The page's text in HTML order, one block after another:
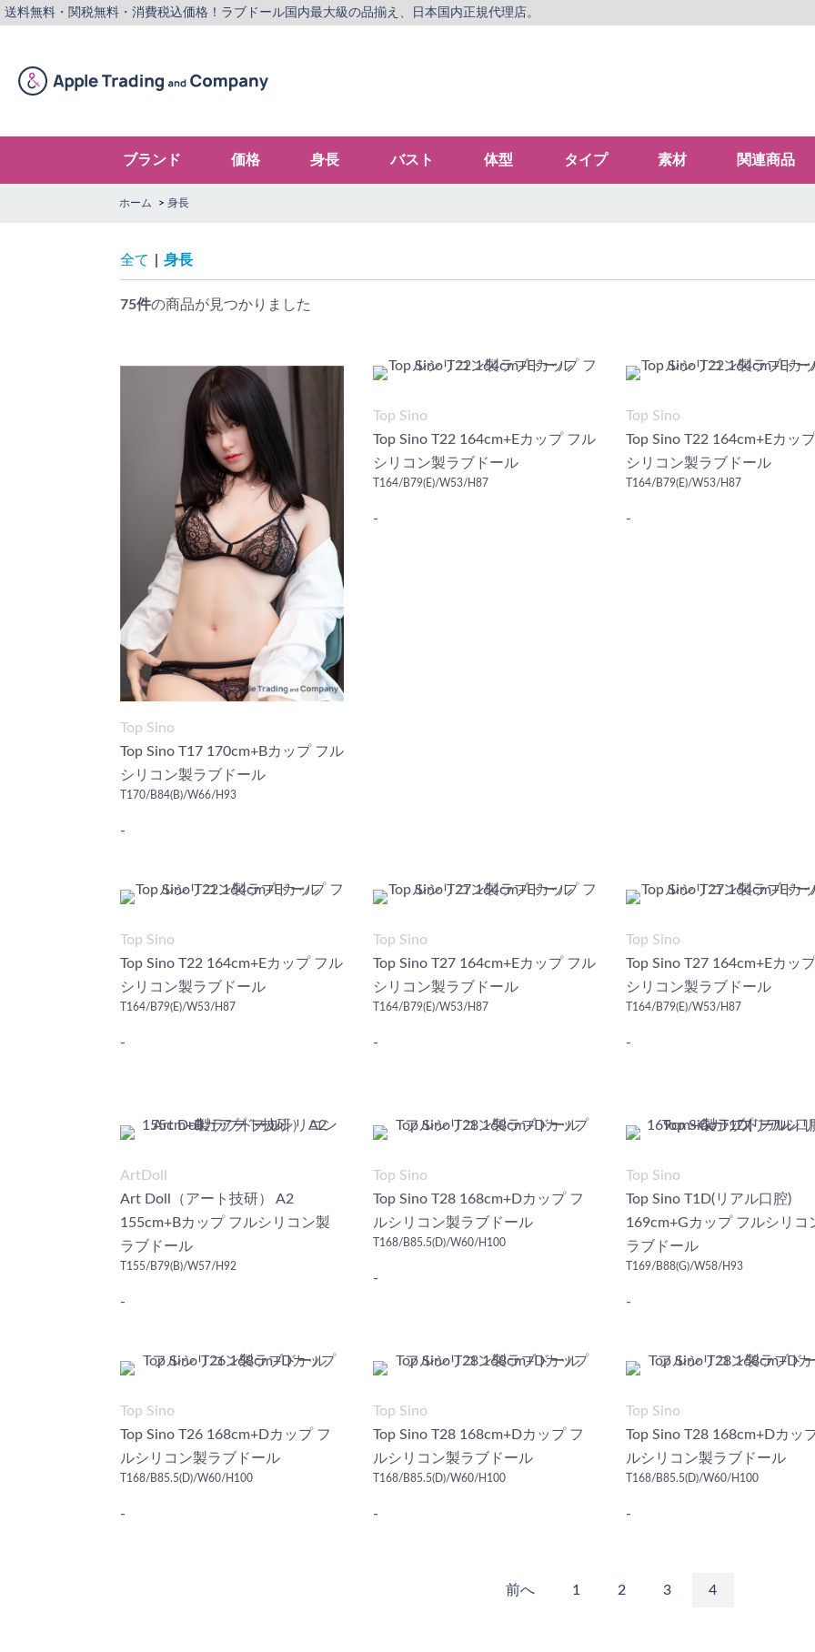
送料無料・関税無料・消費税込価格！ ラブドール国内最大級の品揃え、日本国内正規代理店。
ブランド 価格 身長 バスト 体型 タイプ 素材 関連商品
ホーム 身長
全て 身長
75件の商品が見つかりました
Top Sino
Top Sino T17 170cm+Bカップ フル
シリコン製ラブドール
T170/B84(B)/W66/H93
-
Top Sino
Top Sino T22 164cm+Eカップ フル
シリコン製ラブドール
T164/B79(E)/W53/H87
-
Top Sino
Top Sino T22 164cm+Eカッ
シリコン製ラブドール
T164/B79(E)/W53/H87
-
Top Sino
Top Sino T22 164cm+Eカップ フル
シリコン製ラブドール
T164/B79(E)/W53/H87
-
Top Sino
Top Sino T27 164cm+Eカップ フル
シリコン製ラブドール
T164/B79(E)/W53/H87
-
Top Sino
Top Sino T27 164cm+Eカッ
シリコン製ラブドール
T164/B79(E)/W53/H87
-
ArtDoll
Art Doll（アート技研） A2
155cm+Bカップ フルシリコン製
ラブドール
T155/B79(B)/W57/H92
-
Top Sino
Top Sino T28 168cm+Dカップ フ
ルシリコン製ラブドール
T168/B85.5(D)/W60/H100
-
Top Sino
Top Sino T1D(リアル口腔)
169cm+Gカップ フルシリコ
ラブドール
T169/B88(G)/W58/H93
-
Top Sino
Top Sino T26 168cm+Dカップ フ
ルシリコン製ラブドール
T168/B85.5(D)/W60/H100
-
Top Sino
Top Sino T28 168cm+Dカップ フ
ルシリコン製ラブドール
T168/B85.5(D)/W60/H100
-
Top Sino
Top Sino T28 168cm+Dカッ
ルシリコン製ラブドール
T168/B85.5(D)/W60/H100
-
前へ 1 2 3 4